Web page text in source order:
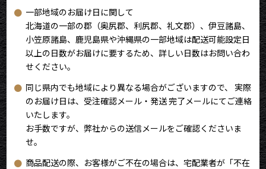
︎一部地域のお届け日に関して
北海道の一部の郡（奥尻郡、利尻郡、礼文郡）、伊豆諸島、
小笠原諸島、鹿児島県や沖縄県の一部地域は配送可能設定日
以上の日数がお届けに要するため、詳しい日数はお問い合わ
せください。
同じ県内でも地域により異なる場合がございますので、 実際
のお届け日は、受注確認メール・発送 完了メールにてご連絡
いたします。
お手数ですが、弊社からの送信メールをご確認くださいま
せ。
商品配送の際、お客様がご不在の場合は、宅配業者が「不在